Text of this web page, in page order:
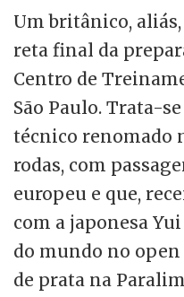
Um britânico,
reta final da
Centro de
São Paulo. Trata-
técnico renomado
rodas, com
europeu e que,
com a japonesa
do mundo no
de prata na